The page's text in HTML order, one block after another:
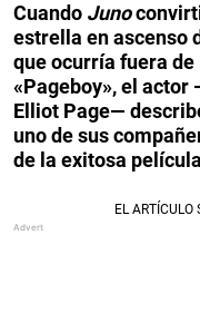
Cuando Juno
estrella en ascenso
que ocurría fuera
«Pageboy», el actor
Elliot Page—
uno de sus
de la exitosa